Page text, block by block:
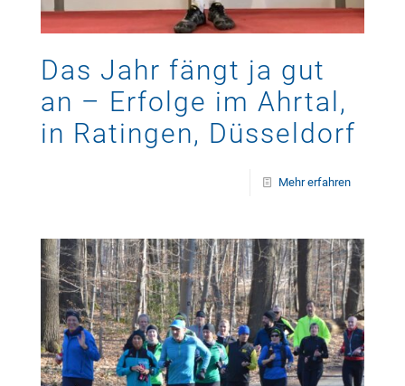
Das Jahr fängt ja gut
an – Erfolge im Ahrtal,
in Ratingen, Düsseldorf
Mehr erfahren